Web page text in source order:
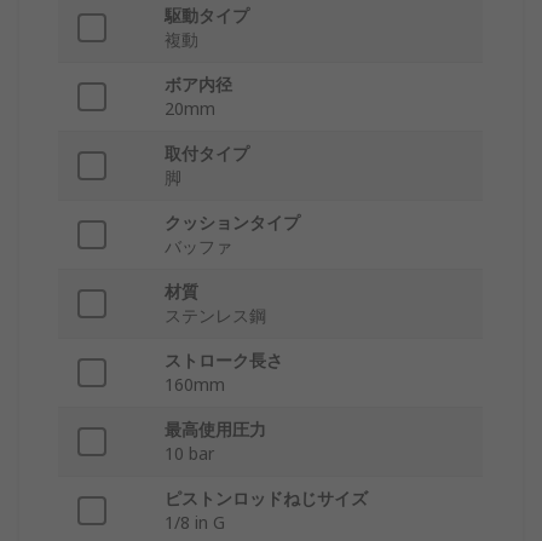
駆動タイプ
複動
ボア内径
20mm
取付タイプ
脚
クッションタイプ
バッファ
材質
ステンレス鋼
ストローク長さ
160mm
最高使用圧力
10 bar
ピストンロッドねじサイズ
1/8 in G